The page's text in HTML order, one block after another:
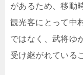
があるため、移動
観光客にとって中
ではなく、武将ゆ
受け継がれている